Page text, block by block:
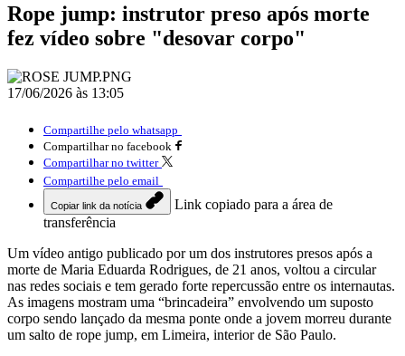
Rope jump: instrutor preso após morte
fez vídeo sobre "desovar corpo"
17/06/2026 às 13:05
Compartilhe pelo whatsapp
Compartilhar no facebook
Compartilhar no twitter
Compartilhe pelo email
Copiar link da notícia
Link copiado para a área de
transferência
Um vídeo antigo publicado por um dos instrutores presos após a
morte de Maria Eduarda Rodrigues, de 21 anos, voltou a circular
nas redes sociais e tem gerado forte repercussão entre os internautas.
As imagens mostram uma “brincadeira” envolvendo um suposto
corpo sendo lançado da mesma ponte onde a jovem morreu durante
um salto de rope jump, em Limeira, interior de São Paulo.